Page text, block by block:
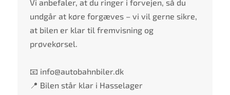
Vi anbefaler, at du ringer i forvejen, så du
undgår at køre forgæves – vi vil gerne sikre,
at bilen er klar til fremvisning og
prøvekørsel.
📧 info@autobahnbiler.dk
📍 Bilen står klar i Hasselager